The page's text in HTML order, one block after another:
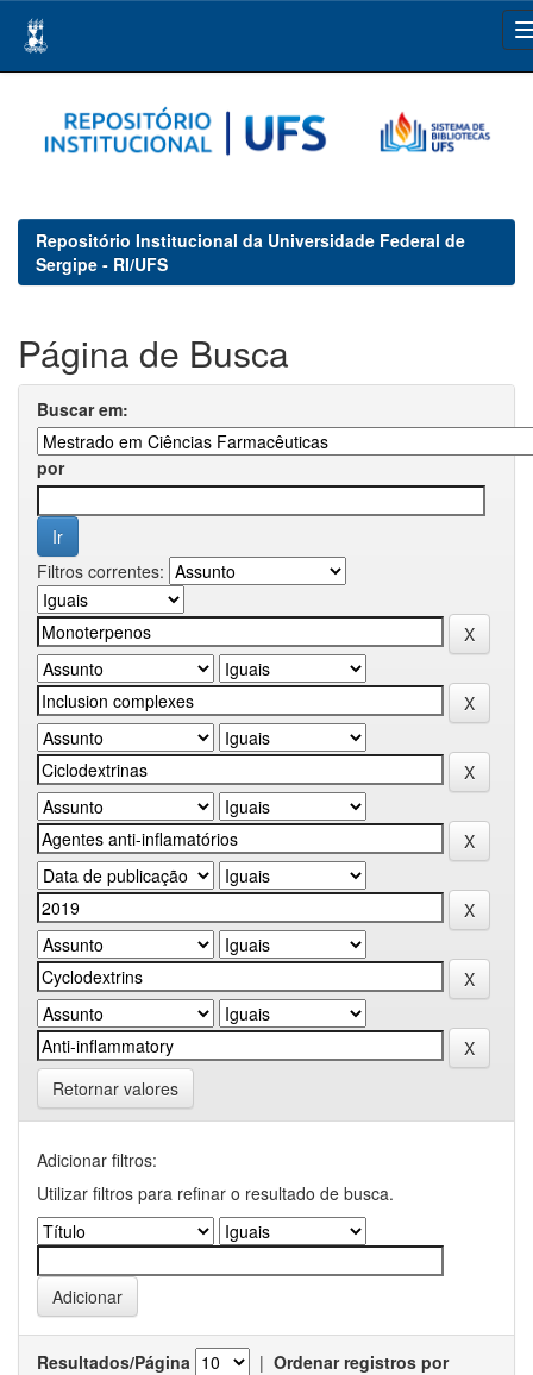
navigation
Repositório Institucional da Universidade Federal de
Sergipe - RI/UFS
Página de Busca
Buscar em:
por
Filtros correntes:
Retornar valores
Adicionar filtros:
Utilizar filtros para refinar o resultado de busca.
Resultados/Página | Ordenar registros por